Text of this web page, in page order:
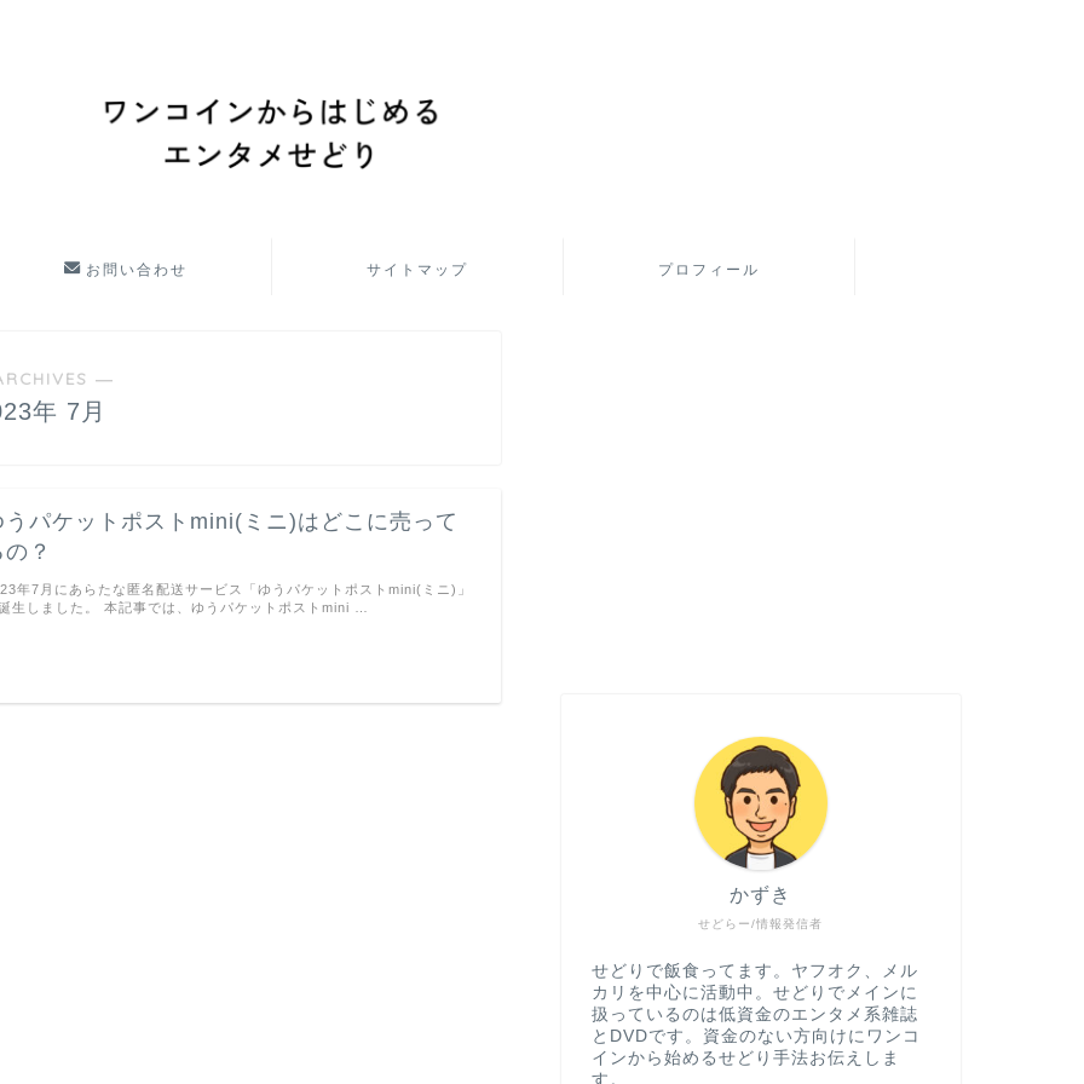
お問い合わせ サイトマップ プロフィール
―
年 7月
うパケットポストmini(ミニ)はどこに売って
？
年7月にあらたな匿名配送サービス「ゆうパケットポストmini(ミニ)」
生しました。 本記事では、ゆうパケットポストmini …
せどらー/情報発信者
かずき
せどりで飯食ってます。ヤフオク、メル
カリを中心に活動中。せどりでメインに
扱っているのは低資金のエンタメ系雑誌
とDVDです。資金のない方向けにワンコ
インから始めるせどり手法お伝えしま
す。